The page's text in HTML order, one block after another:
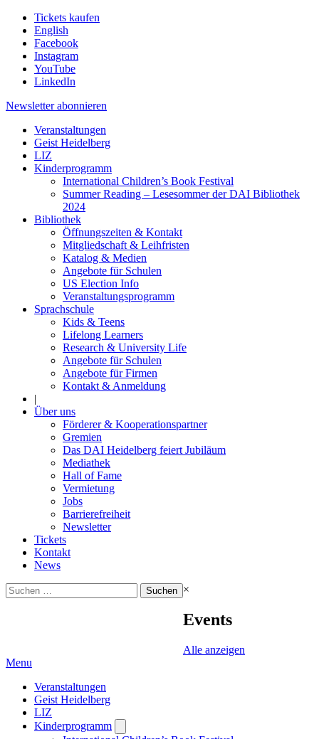
Tickets kaufen
English
Facebook
Instagram
YouTube
LinkedIn
Newsletter abonnieren
Veranstaltungen
Geist Heidelberg
LIZ
Kinderprogramm
International Children’s Book Festival
Summer Reading – Lesesommer der DAI Bibliothek
2024
Bibliothek
Öffnungszeiten & Kontakt
Mitgliedschaft & Leihfristen
Katalog & Medien
Angebote für Schulen
US Election Info
Veranstaltungsprogramm
Sprachschule
Kids & Teens
Lifelong Learners
Research & University Life
Angebote für Schulen
Angebote für Firmen
Kontakt & Anmeldung
|
Über uns
Förderer & Kooperationspartner
Gremien
Das DAI Heidelberg feiert Jubiläum
Mediathek
Hall of Fame
Vermietung
Jobs
Barrierefreiheit
Newsletter
Tickets
Kontakt
News
Suchen
nach:
×
Events
Alle anzeigen
Menu
Veranstaltungen
Geist Heidelberg
LIZ
Kinderprogramm
submenu